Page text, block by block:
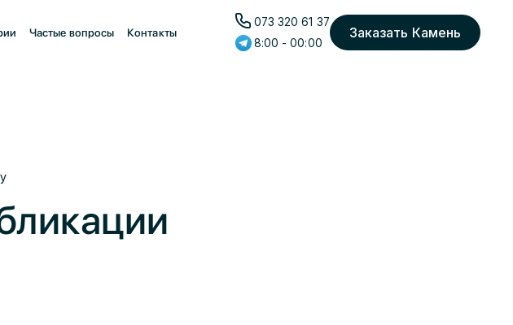
Частые вопросы Контакты
073 320 61 37
8:00 - 00:00
Заказать Камень